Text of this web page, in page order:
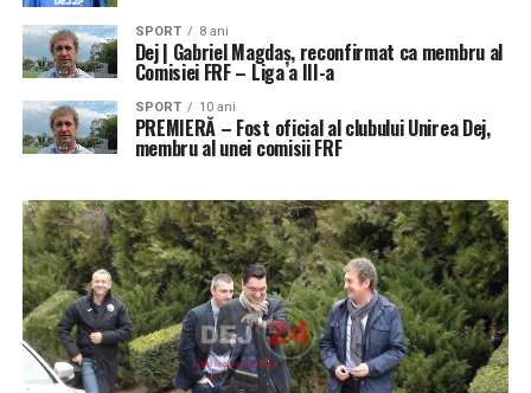
SPORT 8 ani
Dej | Gabriel Magdaș, reconfirmat ca membru al
Comisiei FRF – Liga a III-a
SPORT 10 ani
PREMIERĂ – Fost oficial al clubului Unirea Dej,
membru al unei comisii FRF